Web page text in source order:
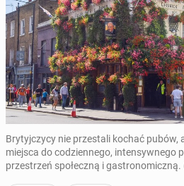
Brytyjczycy nie przestali kochać pubów,
miejsca do codziennego, intensywnego
przestrzeń społeczną i